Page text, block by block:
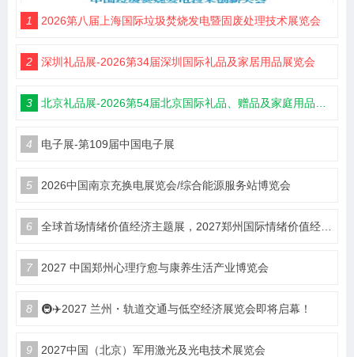
1 2026第八届上海国际垃圾焚烧发电暨固废处理技术展览会
2 深圳礼品展-2026第34届深圳国际礼品及家居用品展览会
3 北京礼品展-2026第54届北京国际礼品、赠品及家庭用品展览会
4 电子展-第109届中国电子展
5 2026中国南京充换电展览会/综合能源服务站博览会
6 全球首场情绪价值经济主题展，2027郑州国际情绪价值经济博览会
7 2027 中国郑州心理疗愈与康养生活产业博览会
8 🚇✈️2027 兰州・轨道交通与低空经济展览会即将启幕！
9 2027中国（北京）军用激光及光电技术展览会